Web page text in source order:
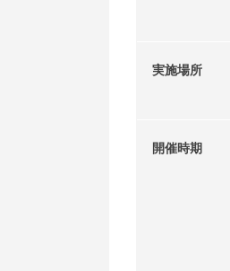
実施場所
開催時期